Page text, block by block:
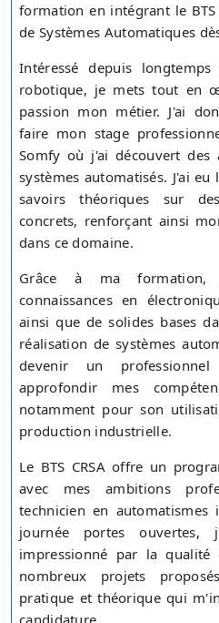
formation en intégrant le
de Systèmes Automatiques
Intéressé depuis
robotique, je mets tout en
passion mon métier. J'ai
faire mon stage
Somfy où j'ai découvert des
systèmes automatisés. J'ai
savoirs théoriques sur
concrets, renforçant ainsi
dans ce domaine.
Grâce à ma
connaissances en
ainsi que de solides bases
réalisation de systèmes
devenir un
approfondir mes
notamment pour son
production industrielle.
Le BTS CRSA offre un
avec mes ambitions
technicien en
journée portes ouvertes,
impressionné par la qualité
nombreux projets
pratique et théorique qui